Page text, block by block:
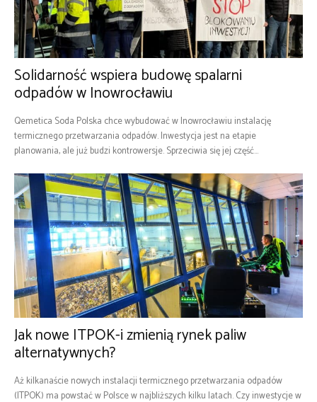
Solidarność wspiera budowę spalarni
odpadów w Inowrocławiu
Qemetica Soda Polska chce wybudować w Inowrocławiu instalację
termicznego przetwarzania odpadów. Inwestycja jest na etapie
planowania, ale już budzi kontrowersje. Sprzeciwia się jej część...
Jak nowe ITPOK-i zmienią rynek paliw
alternatywnych?
Aż kilkanaście nowych instalacji termicznego przetwarzania odpadów
(ITPOK) ma powstać w Polsce w najbliższych kilku latach. Czy inwestycje w